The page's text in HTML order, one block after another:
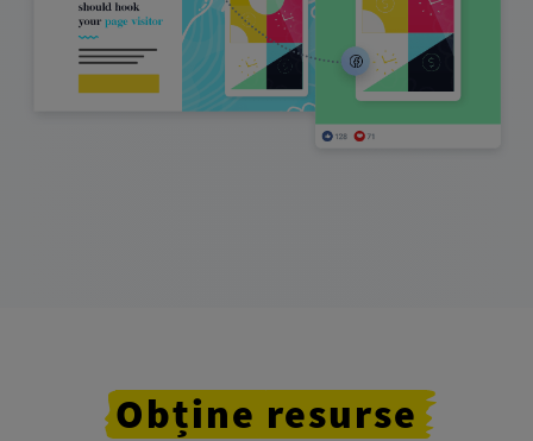
Obține resurse